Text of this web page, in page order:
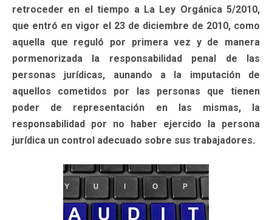
retroceder en el tiempo a La Ley Orgánica 5/2010,
que entró en vigor el 23 de diciembre de 2010, como
aquella que reguló por primera vez y de manera
pormenorizada la responsabilidad penal de las
personas jurídicas, aunando a la imputación de
aquellos cometidos por las personas que tienen
poder de representación en las mismas, la
responsabilidad por no haber ejercido la persona
jurídica un control adecuado sobre sus trabajadores.